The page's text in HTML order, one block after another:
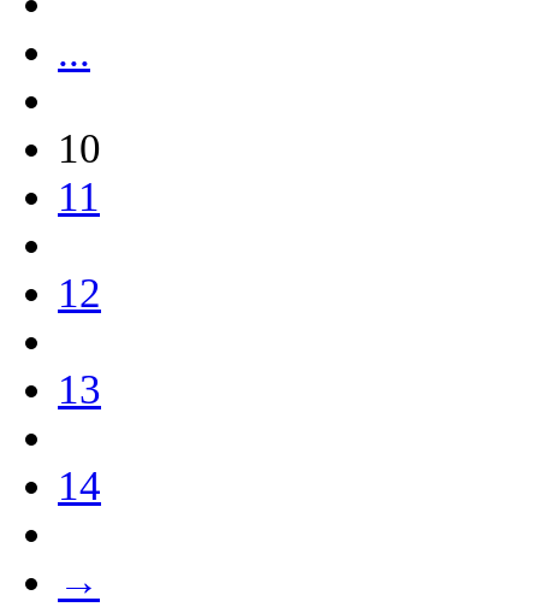
...
10
11
12
13
14
→